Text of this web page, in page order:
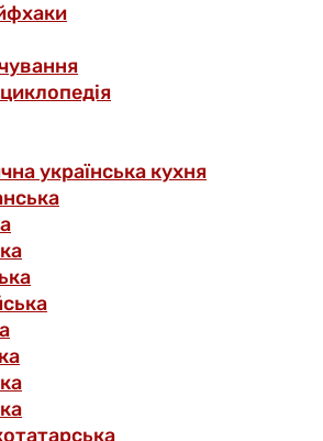
українська кухня